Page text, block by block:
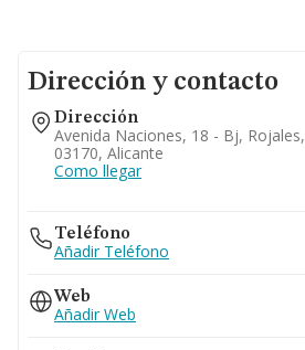
Dirección y contacto
Dirección
Avenida Naciones, 18 - Bj, Rojales,
03170, Alicante
Como llegar
Teléfono
Añadir Teléfono
Web
Añadir Web